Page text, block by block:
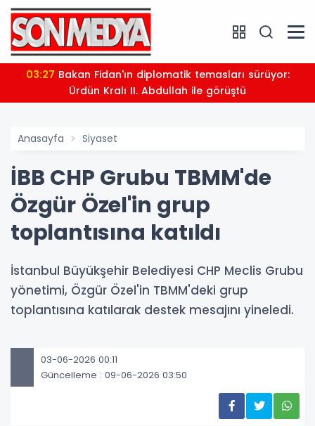
03:27
Ürdün Kralı II. Abdullah ile görüştü
Anasayfa Siyaset
İBB CHP Grubu TBMM'de
Özgür Özel'in grup
toplantısına katıldı
İstanbul Büyükşehir Belediyesi CHP Meclis Grubu
yönetimi, Özgür Özel'in TBMM'deki grup
toplantısına katılarak destek mesajını yineledi.
03-06-2026 00:11
Güncelleme : 09-06-2026 03:50